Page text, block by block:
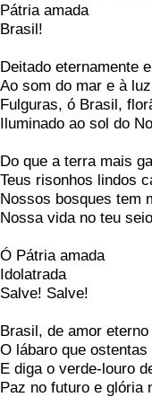
Pátria amada
Brasil!
Deitado eternamente
Ao som do mar e à
Fulguras, ó Brasil,
Iluminado ao sol do
Do que a terra mais
Teus risonhos lindos
Nossos bosques tem
Nossa vida no teu
Ó Pátria amada
Idolatrada
Salve! Salve!
Brasil, de amor
O lábaro que ostentas
E diga o verde-louro
Paz no futuro e glória